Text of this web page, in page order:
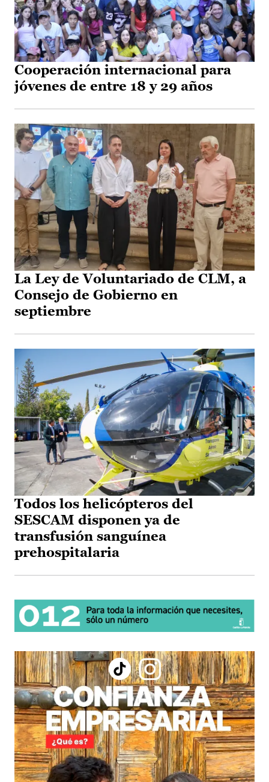
Cooperación internacional para
jóvenes de entre 18 y 29 años
La Ley de Voluntariado de CLM, a
Consejo de Gobierno en
septiembre
Todos los helicópteros del
SESCAM disponen ya de
transfusión sanguínea
prehospitalaria